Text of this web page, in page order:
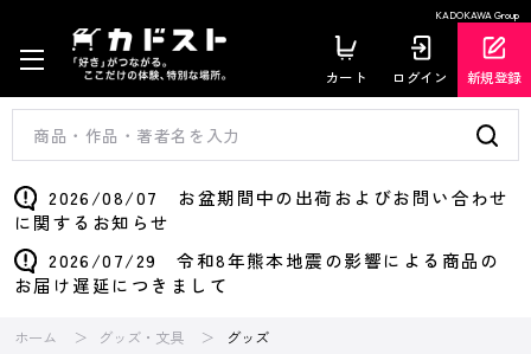
KADOKAWA Group
カート ログイン 新規登録
2026/08/07 お盆期間中の出荷およびお問い合わせ
に関するお知らせ
2026/07/29 令和8年熊本地震の影響による商品の
お届け遅延につきまして
ホーム グッズ・文具 グッズ